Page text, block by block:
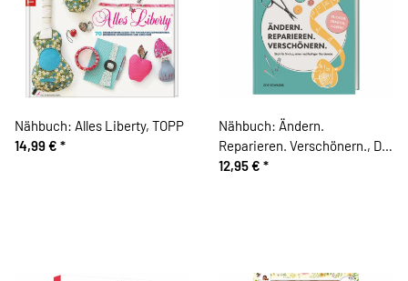
Nähbuch: Alles Liberty, TOPP
14,99 € *
Nähbuch: Ändern.
Reparieren. Verschönern., DK
Verlag
12,95 € *